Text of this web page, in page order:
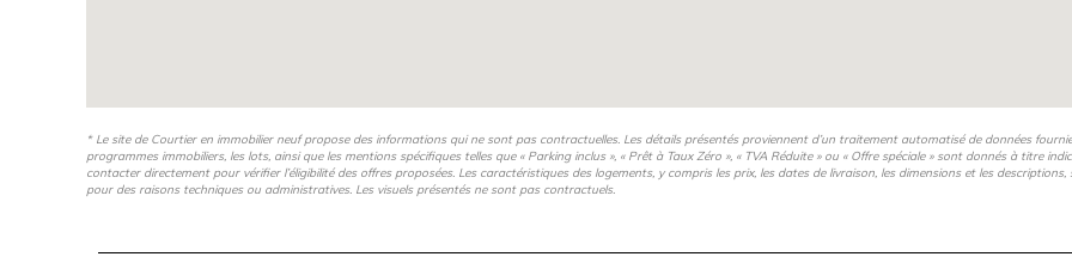
* Le site de Courtier en immobilier neuf propose des informations qui ne sont pas contractuelles. Les détails présentés proviennent d’un traitement automatisé de données
programmes immobiliers, les lots, ainsi que les mentions spécifiques telles que « Parking inclus », « Prêt à Taux Zéro », « TVA Réduite » ou « Offre spéciale » sont donnés à titre
contacter directement pour vérifier l’éligibilité des offres proposées. Les caractéristiques des logements, y compris les prix, les dates de livraison, les dimensions et les
pour des raisons techniques ou administratives. Les visuels présentés ne sont pas contractuels.